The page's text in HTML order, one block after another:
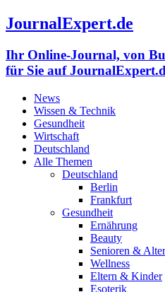
JournalExpert.de
Ihr Online-Journal, von
für Sie auf
News
Wissen & Technik
Gesundheit
Wirtschaft
Deutschland
Alle Themen
Deutschland
Berlin
Frankfurt
Gesundheit
Ernährung
Beauty
Senioren &
Wellness
Eltern & Kinder
Esoterik